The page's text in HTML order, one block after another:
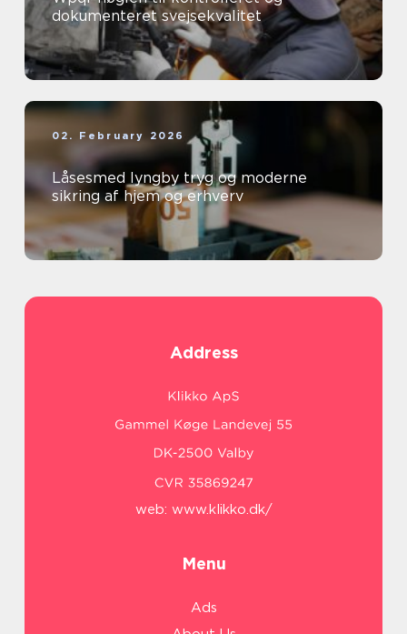
dokumenteret svejsekvalitet
02. February 2026
Låsesmed lyngby tryg og moderne
sikring af hjem og erhverv
Address
web: www.klikko.dk/
Menu
Ads